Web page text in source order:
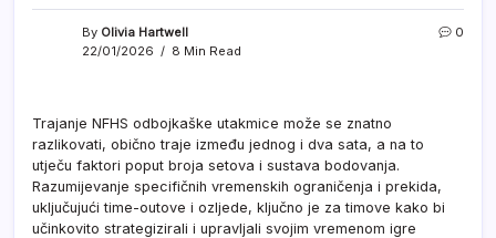
By Olivia Hartwell
22/01/2026
8 Min Read
0
Trajanje NFHS odbojkaške utakmice može se znatno
razlikovati, obično traje između jednog i dva sata, a na to
utječu faktori poput broja setova i sustava bodovanja.
Razumijevanje specifičnih vremenskih ograničenja i prekida,
uključujući time-outove i ozljede, ključno je za timove kako bi
učinkovito strategizirali i upravljali svojim vremenom igre